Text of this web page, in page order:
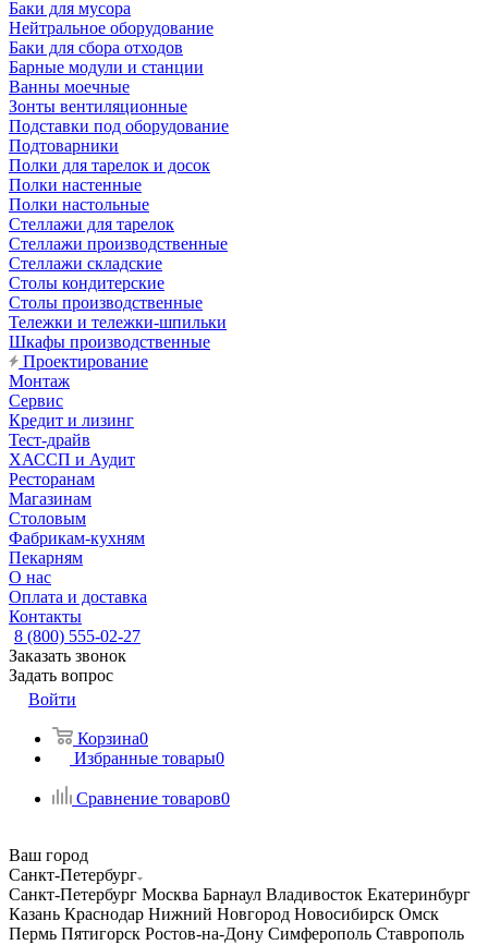
Баки для мусора
Нейтральное оборудование
Баки для сбора отходов
Барные модули и станции
Ванны моечные
Зонты вентиляционные
Подставки под оборудование
Подтоварники
Полки для тарелок и досок
Полки настенные
Полки настольные
Стеллажи для тарелок
Стеллажи производственные
Стеллажи складские
Столы кондитерские
Столы производственные
Тележки и тележки-шпильки
Шкафы производственные
Проектирование
Монтаж
Сервис
Кредит и лизинг
Тест-драйв
ХАССП и Аудит
Ресторанам
Магазинам
Столовым
Фабрикам-кухням
Пекарням
О нас
Оплата и доставка
Контакты
8 (800) 555-02-27
Заказать звонок
Задать вопрос
Войти
Корзина0
Избранные товары0
Сравнение товаров0
Ваш город
Санкт-Петербург
Санкт-Петербург Москва Барнаул Владивосток Екатеринбург
Казань Краснодар Нижний Новгород Новосибирск Омск
Пермь Пятигорск Ростов-на-Дону Симферополь Ставрополь